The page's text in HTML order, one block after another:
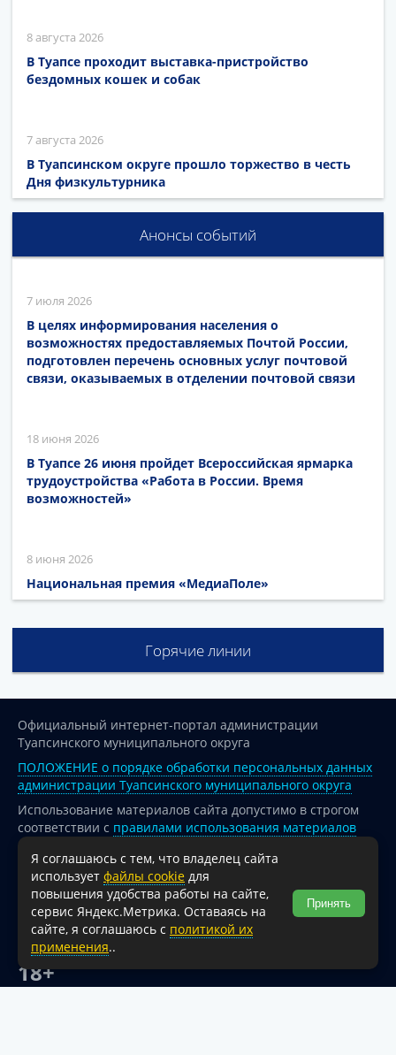
8 августа 2026
В Туапсе проходит выставка-пристройство
бездомных кошек и собак
7 августа 2026
В Туапсинском округе прошло торжество в честь
Дня физкультурника
Анонсы событий
7 июля 2026
В целях информирования населения о
возможностях предоставляемых Почтой России,
подготовлен перечень основных услуг почтовой
связи, оказываемых в отделении почтовой связи
18 июня 2026
В Туапсе 26 июня пройдет Всероссийская ярмарка
трудоустройства «Работа в России. Время
возможностей»
8 июня 2026
Национальная премия «МедиаПоле»
Горячие линии
Официальный интернет-портал администрации
Туапсинского муниципального округа
ПОЛОЖЕНИЕ о порядке обработки персональных данных
администрации Туапсинского муниципального округа
Использование материалов сайта допустимо в строгом
соответствии с правилами использования материалов
опубликованных на сайте
При перепечатке и использовании информации ссылка
на источник обязательна.
Для сайтов и страниц сети Интернет обязательна
активная гиперссылка на официальный интернет-портал
администрации Туапсинского муниципального округа.
18+
Я соглашаюсь с тем, что владелец сайта
использует файлы cookie для
повышения удобства работы на сайте,
сервис Яндекс.Метрика. Оставаясь на
сайте, я соглашаюсь с политикой их
применения..
Принять